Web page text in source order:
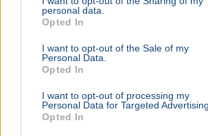
personal data.
Opted In
I want to opt-out of the Sale of my
Personal Data.
Opted In
I want to opt-out of processing my
Personal Data for Targeted Advertising.
Opted In
koncertjét - Életveszélyes
kapott
Majka életveszélyes SMS-fenyegetés
mondta le sepsiszentgyörgyi fellépését,
feljelentést tesz, a Sic Feszt szervezői is
KÜLFÖLD 2026. augusztus 4.